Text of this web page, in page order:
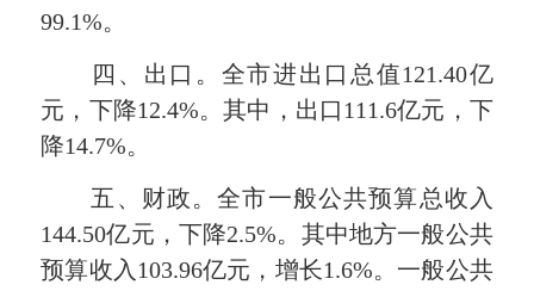
99.1%。
四、出口。全市进出口总值121.40亿
元，下降12.4%。其中，出口111.6亿元，下
降14.7%。
五、财政。全市一般公共预算总收入
144.50亿元，下降2.5%。其中地方一般公共
预算收入103.96亿元，增长1.6%。一般公共